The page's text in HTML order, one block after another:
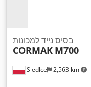
Siedlce 2,563 km
בסיס נייד למכונות
CORMAK M700